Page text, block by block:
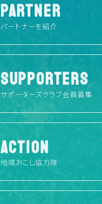
PARTNER
パートナーを紹介
SUPPORTERS
サポーターズクラブ会員募集
ACTION
地域おこし協力隊